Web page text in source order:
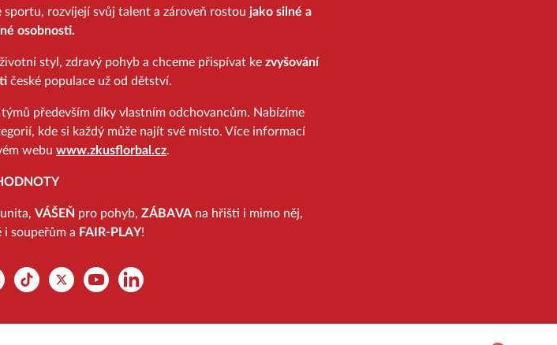
rozvíjejí svůj talent a zároveň rostou jako silné a
osobnosti.
styl, zdravý pohyb a chceme přispívat kezvyšování
české populace už od dětství.
především díky vlastním odchovancům. Nabízíme
kde si každý může najít své místo. Více informací
webu www.zkusflorbal.cz.
VÁŠEŇ pro pohyb, ZÁBAVA na hřišti i mimo něj,
i soupeřům a FAIR-PLAY!
TikTok Platform X
YouTubeLinkedIn